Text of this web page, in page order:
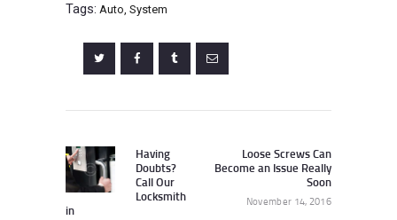
Tags: Auto, System
navigation
Previous
post:
Having
Doubts?
Call Our
Locksmith
in
Loose Screws Can
Become an Issue Really
Soon
November 14, 2016